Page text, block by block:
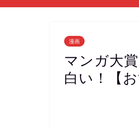
漫画
マンガ大
白い！【